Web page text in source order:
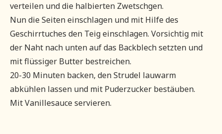
verteilen und die halbierten Zwetschgen.
Nun die Seiten einschlagen und mit Hilfe des
Geschirrtuches den Teig einschlagen. Vorsichtig mit
der Naht nach unten auf das Backblech setzten und
mit flüssiger Butter bestreichen.
20-30 Minuten backen, den Strudel lauwarm
abkühlen lassen und mit Puderzucker bestäuben.
Mit Vanillesauce servieren.